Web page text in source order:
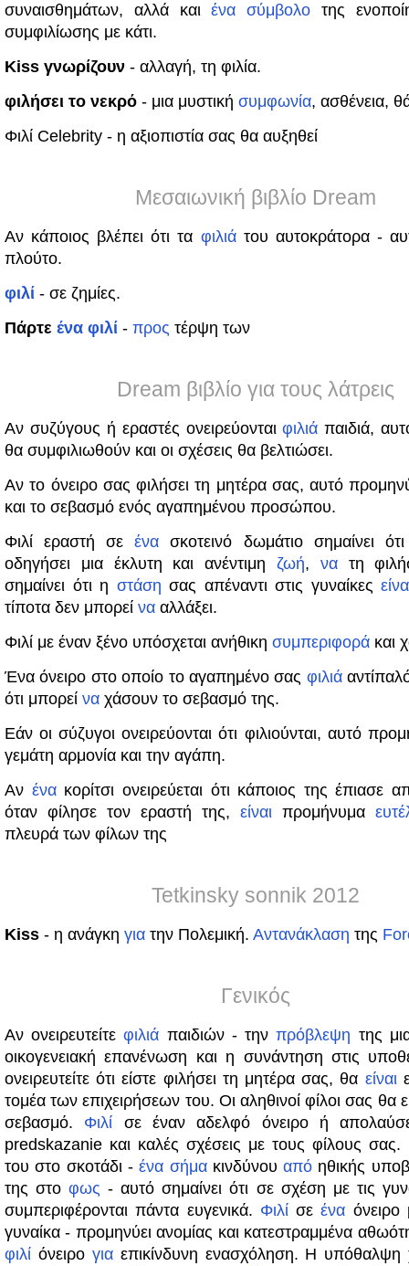
συναισθημάτων, αλλά καιένα σύμβολο της
συμφιλίωσης με κάτι.
Kiss γνωρίζουν - αλλαγή, τη φιλία.
φιλήσει το νεκρό - μια μυστική συμφωνία, ασθένεια,
Φιλί Celebrity - η αξιοπιστία σας θα αυξηθεί
Μεσαιωνική βιβλίο Dream
Αν κάποιος βλέπει ότι τα φιλιάτου αυτοκράτορα -
πλούτο.
φιλί - σε ζημίες.
Πάρτε ένα φιλί - προς τέρψη των
Dream βιβλίο για τους λάτρεις
Αν συζύγους ή εραστές ονειρεύονταιφιλιά παιδιά,
θα συμφιλιωθούν και οι σχέσεις θα βελτιώσει.
Αν το όνειρο σας φιλήσει τη μητέρα σας, αυτό
και το σεβασμό ενός αγαπημένου προσώπου.
Φιλί εραστή σεένα σκοτεινό δωμάτιο σημαίνει
οδηγήσει μια έκλυτη και ανέντιμη ζωή, νατη
σημαίνει ότι η στάση σας απέναντι στις γυναίκες
τίποτα δεν μπορεί να αλλάξει.
Φιλί με έναν ξένο υπόσχεται ανήθικη συμπεριφορά και
Ένα όνειρο στο οποίο το αγαπημένο σας φιλιά
ότι μπορεί να χάσουν το σεβασμό της.
Εάν οι σύζυγοι ονειρεύονται ότι φιλιούνται, αυτό
γεμάτη αρμονία και την αγάπη.
Αν ένακορίτσι ονειρεύεται ότι κάποιος της έπιασε
όταν φίλησε τον εραστή της, είναι προμήνυμα
πλευρά των φίλων της
Tetkinsky sonnik 2012
Kiss - η ανάγκη για την Πολεμική. Αντανάκλαση της
Γενικός
Αν ονειρευτείτεφιλιά παιδιών - τηνπρόβλεψη της
οικογενειακή επανένωση και η συνάντηση στις
ονειρευτείτε ότι είστε φιλήσει τη μητέρα σας, θα είναι
τομέα των επιχειρήσεων του. Οι αληθινοί φίλοι σας θα
σεβασμό. Φιλί σε έναν αδελφό όνειρο ή
predskazanie και καλές σχέσεις με τους φίλους σας.
του στο σκοτάδι -ένα σήμακινδύνουαπό ηθικής
της στοφως - αυτό σημαίνει ότι σε σχέση με τις
συμπεριφέρονται πάντα ευγενικά. Φιλίσεένα όνειρο
γυναίκα - προμηνύει ανομίας και κατεστραμμένα
φιλί όνειρο γιαεπικίνδυνη ενασχόληση. Η υπόθαλψη